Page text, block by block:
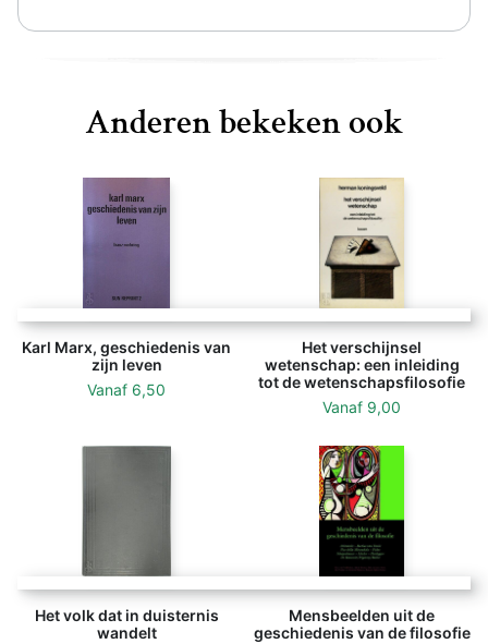
Anderen bekeken ook
Karl Marx, geschiedenis van
zijn leven
Vanaf 6,50
Het verschijnsel
wetenschap: een inleiding
tot de wetenschapsfilosofie
Vanaf 9,00
Het volk dat in duisternis
wandelt
Mensbeelden uit de
geschiedenis van de filosofie